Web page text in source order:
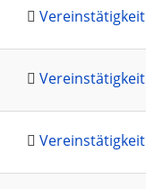
Vereinstätigkeit
Vereinstätigkeit
Vereinstätigkeit